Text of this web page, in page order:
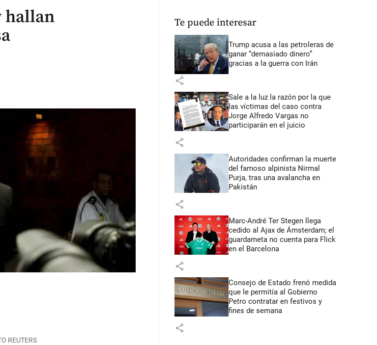
hallan
REUTERS
Te puede interesar
Trump acusa a las petroleras de
ganar “demasiado dinero”
gracias a la guerra con Irán
share
Sale a la luz la razón por la que
las víctimas del caso contra
Jorge Alfredo Vargas no
participarán en el juicio
share
Autoridades confirman la muerte
del famoso alpinista Nirmal
Purja, tras una avalancha en
Pakistán
share
Marc-André Ter Stegen llega
cedido al Ajax de Ámsterdam; el
guardameta no cuenta para Flick
en el Barcelona
share
Consejo de Estado frenó medida
que le permitía al Gobierno
Petro contratar en festivos y
fines de semana
share